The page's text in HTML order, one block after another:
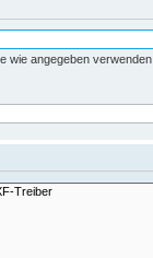
wie angegeben verwenden